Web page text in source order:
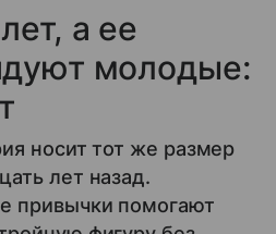
а ее
молодые:
носит тот же размер
лет назад.
привычки помогают